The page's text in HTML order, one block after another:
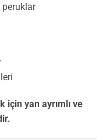
için yan ayrımlı ve